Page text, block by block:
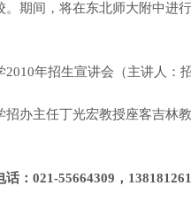
期间，将在东北师大附中进
2010年招生宣讲会（主讲人：
招办主任丁光宏教授座客吉林
： 021-55664309 ，